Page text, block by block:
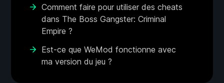
Comment faire pour utiliser des cheats
dans The Boss Gangster: Criminal
Empire ?
Est-ce que WeMod fonctionne avec
ma version du jeu ?